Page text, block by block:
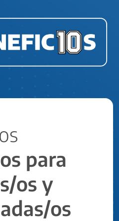
para
os y
os